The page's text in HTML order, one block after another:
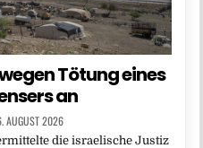
Tötung eines
an
AUGUST 2026
die israelische Justiz